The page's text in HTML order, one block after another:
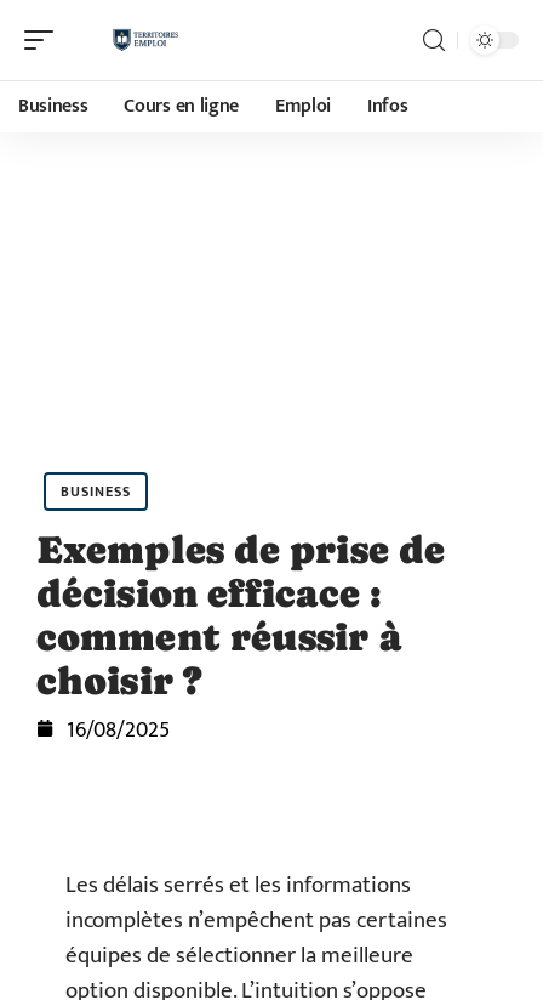
Business Cours en ligne Emploi Infos
BUSINESS
Exemples de prise de
décision efficace :
comment réussir à
choisir ?
16/08/2025
Les délais serrés et les informations
incomplètes n’empêchent pas certaines
équipes de sélectionner la meilleure
option disponible. L’intuition s’oppose